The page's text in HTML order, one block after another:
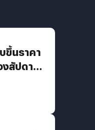
ขึ้นราคา
สัปดาห์ที่